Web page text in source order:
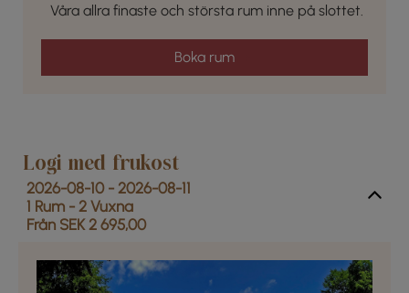
Våra allra finaste och största rum inne på slottet.
Boka rum
Logi med frukost
2026-08-10 - 2026-08-11
1 Rum - 2 Vuxna
Från SEK 2 695,00